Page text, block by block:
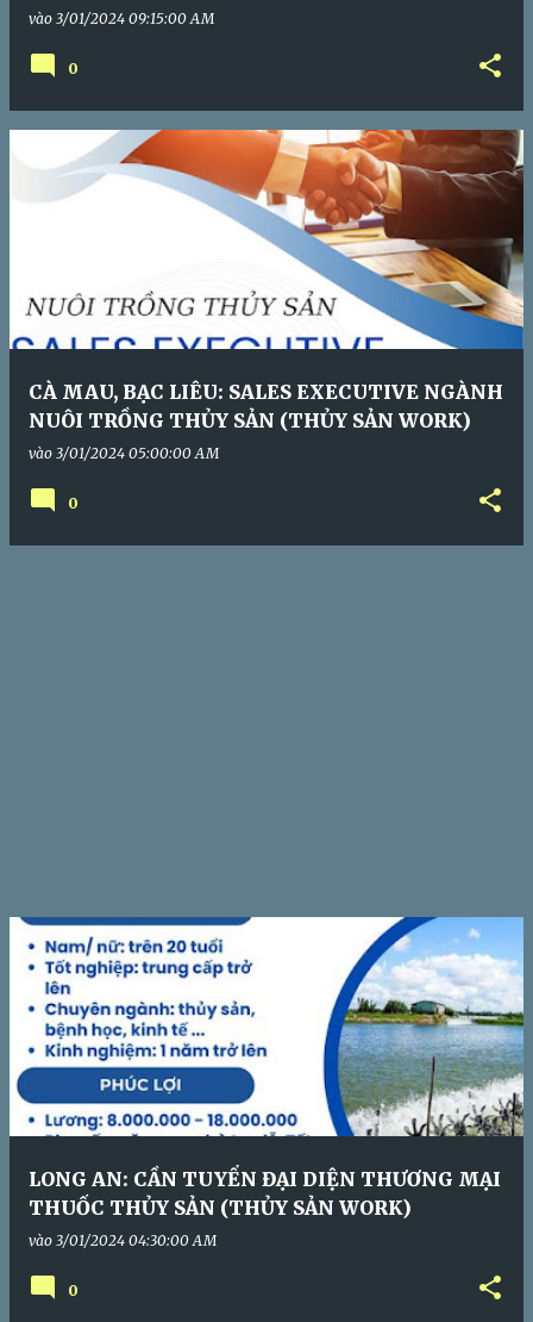
vào 3/01/2024 09:15:00 AM
0
CÀ MAU, BẠC LIÊU: SALES EXECUTIVE NGÀNH
NUÔI TRỒNG THỦY SẢN (THỦY SẢN WORK)
vào 3/01/2024 05:00:00 AM
0
LONG AN: CẦN TUYỂN ĐẠI DIỆN THƯƠNG MẠI
THUỐC THỦY SẢN (THỦY SẢN WORK)
vào 3/01/2024 04:30:00 AM
0